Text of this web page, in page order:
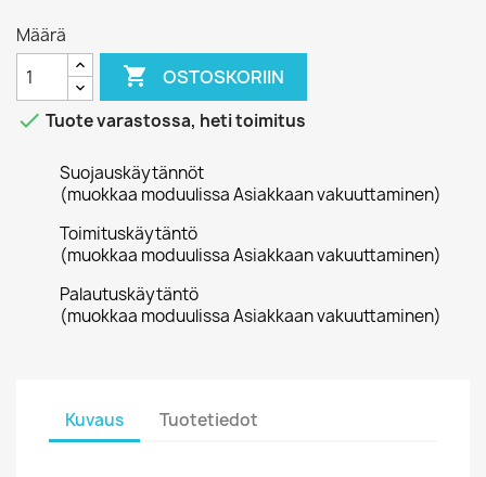
Määrä
 OSTOSKORIIN
 Tuote varastossa, heti toimitus
Suojauskäytännöt
(muokkaa moduulissa Asiakkaan vakuuttaminen)
Toimituskäytäntö
(muokkaa moduulissa Asiakkaan vakuuttaminen)
Palautuskäytäntö
(muokkaa moduulissa Asiakkaan vakuuttaminen)
Kuvaus Tuotetiedot